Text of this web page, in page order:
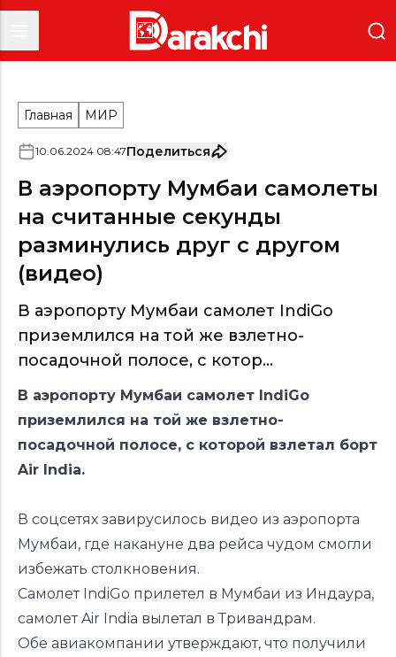
Главная МИР
10.06.2024 08:47Поделиться
В аэропорту Мумбаи самолеты
на считанные секунды
разминулись друг с другом
(видео)
В аэропорту Мумбаи самолет IndiGo
приземлился на той же взлетно-
посадочной полосе, с котор...
В аэропорту Мумбаи самолет IndiGo
приземлился на той же взлетно-
посадочной полосе, с которой взлетал борт
Air India.
В соцсетях завирусилось видео из аэропорта
Мумбаи, где накануне два рейса чудом смогли
избежать столкновения.
Самолет IndiGo прилетел в Мумбаи из Индаура,
самолет Air India вылетал в Тривандрам.
Обе авиакомпании утверждают, что получили